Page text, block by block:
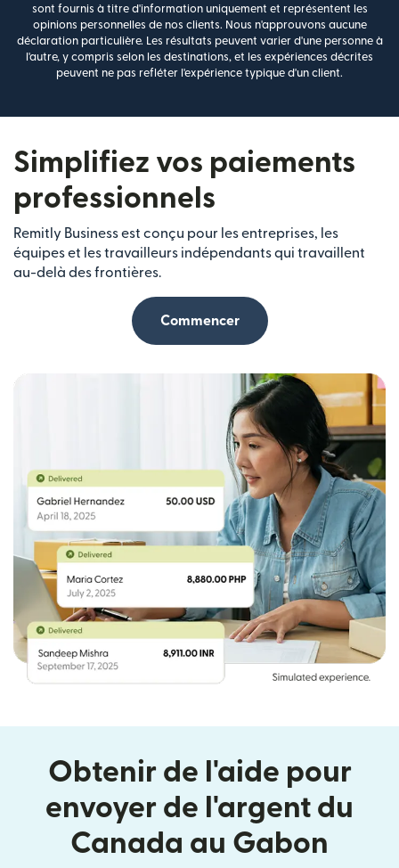
sont fournis à titre d'information uniquement et représentent les
opinions personnelles de nos clients. Nous n'approuvons aucune
déclaration particulière. Les résultats peuvent varier d'une personne à
l'autre, y compris selon les destinations, et les expériences décrites
peuvent ne pas refléter l'expérience typique d'un client.
Simplifiez vos paiements
professionnels
Remitly Business est conçu pour les entreprises, les
équipes et les travailleurs indépendants qui travaillent
au-delà des frontières.
Commencer
Obtenir de l'aide pour
envoyer de l'argent du
Canada au Gabon